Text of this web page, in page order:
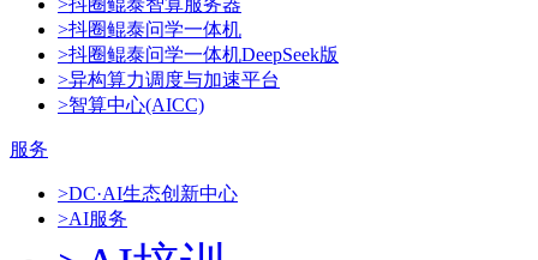
>抖圈鲲泰智算服务器
>抖圈鲲泰问学一体机
>抖圈鲲泰问学一体机DeepSeek版
>异构算力调度与加速平台
>智算中心(AICC)
服务
>DC·AI生态创新中心
>AI服务